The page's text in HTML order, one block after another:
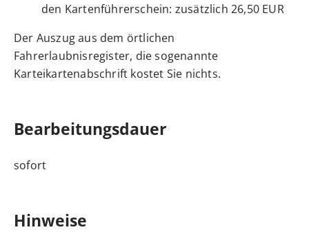
den Kartenführerschein: zusätzlich 26,50 EUR
Der Auszug aus dem örtlichen
Fahrerlaubnisregister, die sogenannte
Karteikartenabschrift kostet Sie nichts.
Bearbeitungsdauer
sofort
Hinweise